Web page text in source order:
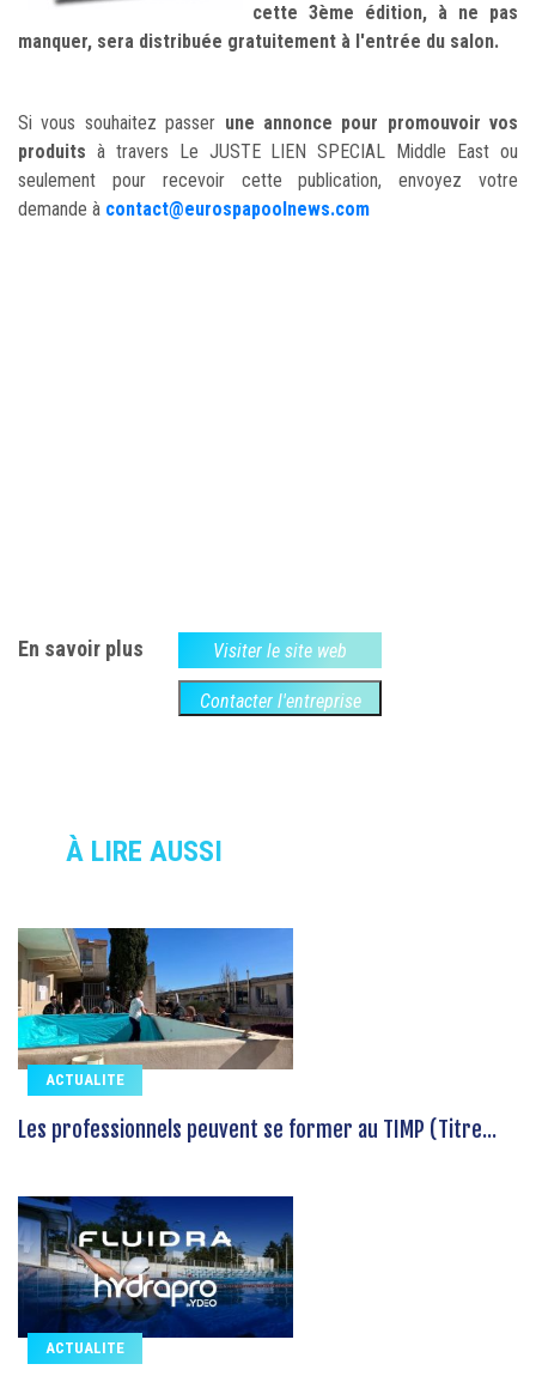
cette 3ème édition, à ne pas
manquer, sera distribuée gratuitement à l'entrée du salon.
Si vous souhaitez passer une annonce pour promouvoir vos
produits à travers Le JUSTE LIEN SPECIAL Middle East ou
seulement pour recevoir cette publication, envoyez votre
demande à contact@eurospapoolnews.com
En savoir plus Visiter le site web
Contacter l'entreprise
À LIRE AUSSI
ACTUALITE
Les professionnels peuvent se former au TIMP (Titre...
ACTUALITE